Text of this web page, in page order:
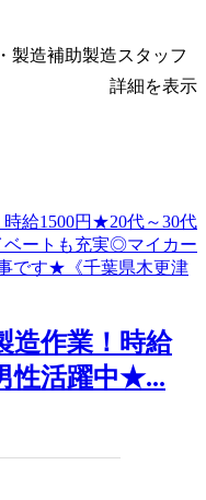
製造補助製造スタッフ
詳細を表示
造作業！時給
性活躍中★...